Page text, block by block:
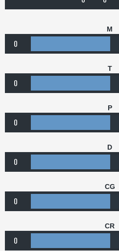
M
0
T
0
P
0
D
0
CG
0
CR
0